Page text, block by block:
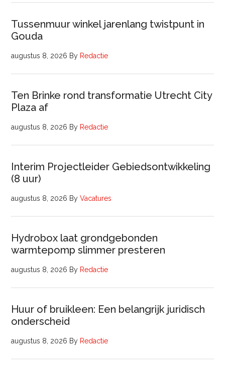
Tussenmuur winkel jarenlang twistpunt in
Gouda
augustus 8, 2026 By Redactie
Ten Brinke rond transformatie Utrecht City
Plaza af
augustus 8, 2026 By Redactie
Interim Projectleider Gebiedsontwikkeling
(8 uur)
augustus 8, 2026 ByVacatures
Hydrobox laat grondgebonden
warmtepomp slimmer presteren
augustus 8, 2026 By Redactie
Huur of bruikleen: Een belangrijk juridisch
onderscheid
augustus 8, 2026 By Redactie